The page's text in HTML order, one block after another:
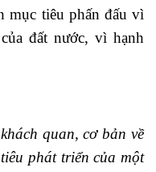
mục tiêu phấn đấu vì
đất nước, vì hạnh
quan, cơ bản về
phát triển của một